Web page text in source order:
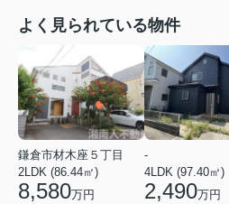
よく見られている物件
鎌倉市材木座５丁目
2LDK (86.44㎡)
8,580万円
-
4LDK (97.40㎡)
2,490万円